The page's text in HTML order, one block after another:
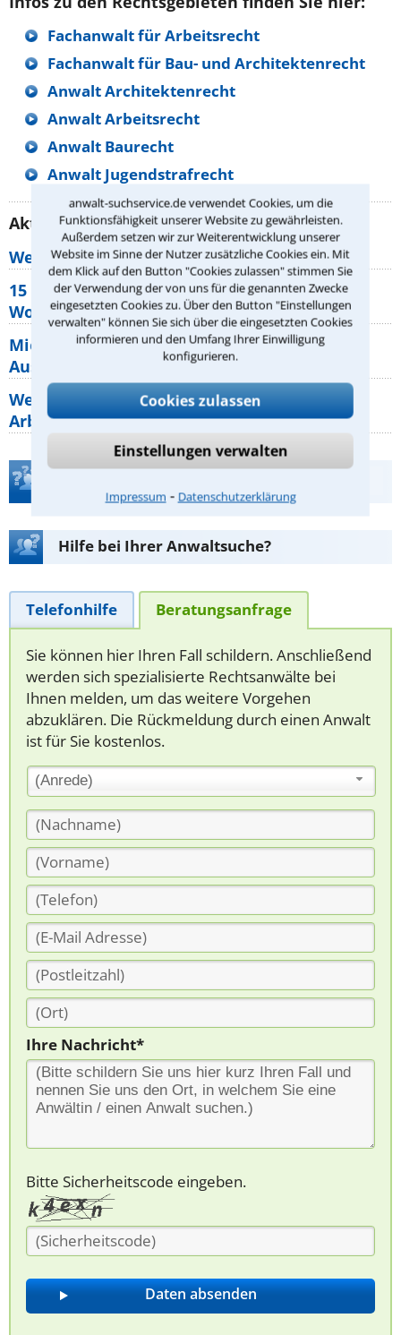
anwalt-suchservice.de verwendet Cookies, um die
Funktionsfähigkeit unserer Website zu gewährleisten.
Außerdem setzen wir zur Weiterentwicklung unserer
Website im Sinne der Nutzer zusätzliche Cookies ein. Mit
dem Klick auf den Button "Cookies zulassen" stimmen Sie
der Verwendung der von uns für die genannten Zwecke
eingesetzten Cookies zu. Über den Button "Einstellungen
verwalten" können Sie sich über die eingesetzten Cookies
informieren und den Umfang Ihrer Einwilligung
konfigurieren.
Cookies zulassen
Einstellungen verwalten
Impressum ⁃ Datenschutzerklärung
Fachanwalt für Arbeitsrecht
Fachanwalt für Bau- und Architektenrecht
Anwalt Architektenrecht
Anwalt Arbeitsrecht
Anwalt Baurecht
Anwalt Jugendstrafrecht
Aktuelle Rechtstipps unserer Redaktion
Wer muss Zweitwohnungssteuer zahlen?
15 elementare Rechte, die jeder
Wohnungseigentümer kennen sollte
Mietpreisbremse 2026: Alle Regeln,
Ausnahmen und Rechte für Mieter
Welche Regeln für Teilnahme, Urlaub,
Arbeitszeit gelten beim
Hilfe bei Ihrer Anwaltsuche?
Telefonhilfe Beratungsanfrage
Sie können hier Ihren Fall schildern. Anschließend
werden sich spezialisierte Rechtsanwälte bei
Ihnen melden, um das weitere Vorgehen
abzuklären. Die Rückmeldung durch einen Anwalt
ist für Sie kostenlos.
(Anrede)
Ihre Nachricht*
Bitte Sicherheitscode eingeben.